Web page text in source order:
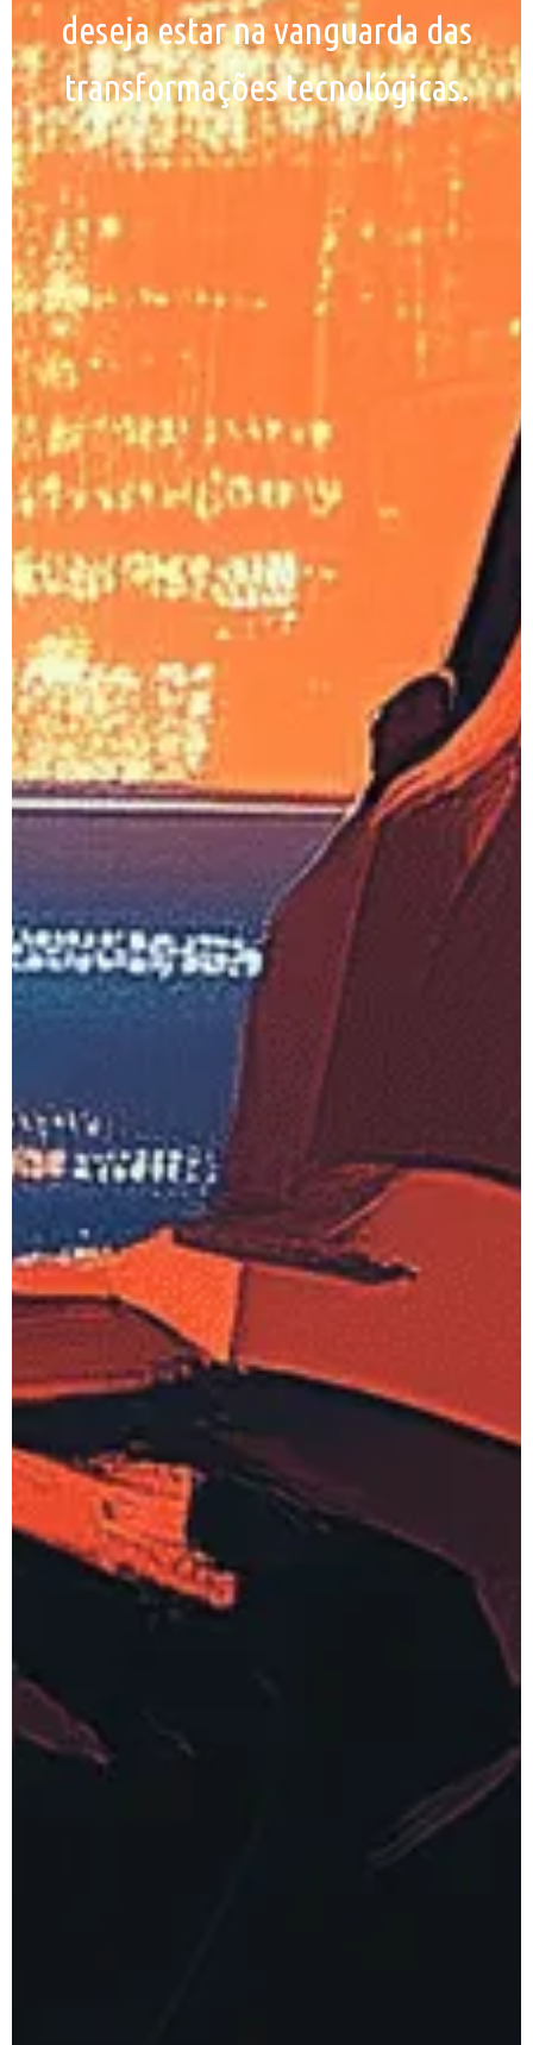
deseja estar na vanguarda das
transformações tecnológicas.